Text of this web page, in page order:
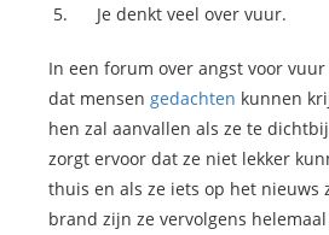
Je denkt veel over vuur.
In een forum over angst voor
dat mensen gedachten kunnen
hen zal aanvallen als ze te
zorgt ervoor dat ze niet lekker
thuis en als ze iets op het nieuws
brand zijn ze vervolgens